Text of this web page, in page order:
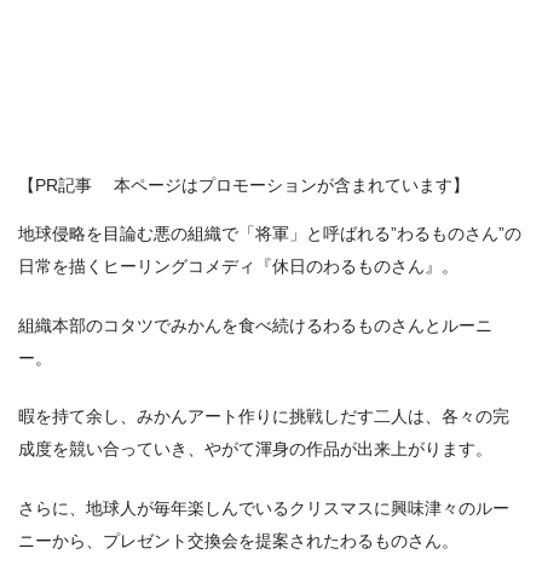
【PR記事 本ページはプロモーションが含まれています】
地球侵略を目論む悪の組織で「将軍」と呼ばれる”わるものさん”の
日常を描くヒーリングコメディ『休日のわるものさん』。
組織本部のコタツでみかんを食べ続けるわるものさんとルーニ
ー。
暇を持て余し、みかんアート作りに挑戦しだす二人は、各々の完
成度を競い合っていき、やがて渾身の作品が出来上がります。
さらに、地球人が毎年楽しんでいるクリスマスに興味津々のルー
ニーから、プレゼント交換会を提案されたわるものさん。